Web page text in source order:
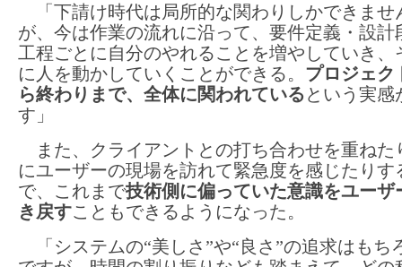
「下請け時代は局所的な関わりしかできませ
が、今は作業の流れに沿って、要件定義・設計
工程ごとに自分のやれることを増やしていき、
に人を動かしていくことができる。 プロジェク
ら終わりまで、全体に関われている という実感
す」
また、クライアントとの打ち合わせを重ねた
にユーザーの現場を訪れて緊急度を感じたりす
で、これまで技術側に偏っていた意識をユーザ
き戻すこともできるようになった。
「システムの“美しさ”や“良さ”の追求はもち